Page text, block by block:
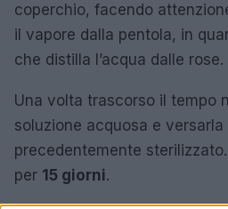
coperchio, facendo
il vapore dalla pentola, in
che distilla l’acqua dalle rose.
Una volta trascorso il tempo
soluzione acquosa e
precedentemente
per 15 giorni.